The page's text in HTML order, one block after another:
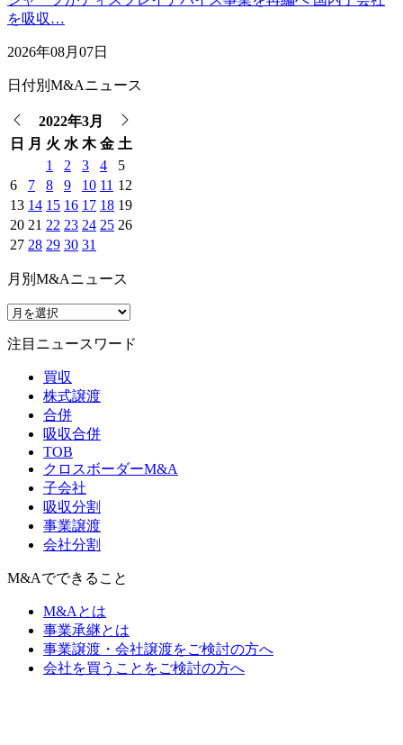
を吸収…
2026年08月07日
日付別M&Aニュース
2022年3月
日
月 火 水 木 金 土
1
2 3 4
5
6
7 8 9 10 11 12
13 14 15 16 17 18 19
20 21 22 23 24 25 26
27 28 29 30 31
月別M&Aニュース
注目ニュースワード
買収
株式譲渡
合併
吸収合併
TOB
クロスボーダーM&A
子会社
吸収分割
事業譲渡
会社分割
M&Aでできること
M&Aとは
事業承継とは
事業譲渡・会社譲渡をご検討の方へ
会社を買うことをご検討の方へ